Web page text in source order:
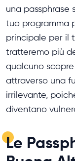
una passphrase
tuo programma
principale per il
tratteremo più
qualcuno
attraverso una
irrilevante,
diventano
Le